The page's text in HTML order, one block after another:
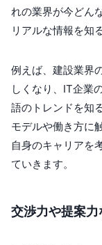
れの業界が今どん
リアルな情報を知
例えば、建設業界
しくなり、IT企業
語のトレンドを知
モデルや働き方に
自身のキャリアを
ていきます。
交渉力や提案